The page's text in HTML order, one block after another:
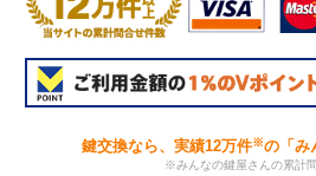
鍵交換なら、実績12万件※の「み
※みんなの鍵屋さんの累計